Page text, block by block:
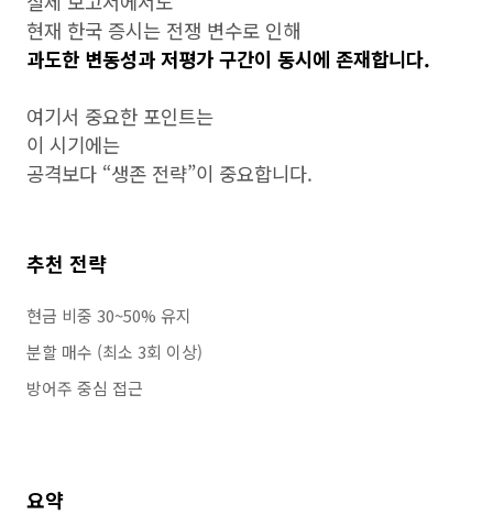
현재 한국 증시는 전쟁 변수로 인해
과도한 변동성과 저평가 구간이 동시에 존재합니다.
여기서 중요한 포인트는
이 시기에는
공격보다 “생존 전략”이 중요합니다.
추천 전략
현금 비중 30~50% 유지
분할 매수 (최소 3회 이상)
방어주 중심 접근
요약